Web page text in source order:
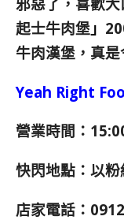
起士牛肉堡 」
牛肉漢堡，真是
Yeah Right
營業時間：
快閃地點：以
店家電話：